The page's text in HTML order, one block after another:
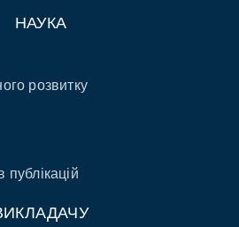
НАУКА
розвитку
публікацій